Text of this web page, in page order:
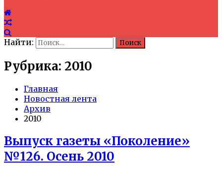
Найти:
Рубрика: 2010
Главная
Новостная лента
Архив
2010
Выпуск газеты «Поколение»
№126. Осень 2010